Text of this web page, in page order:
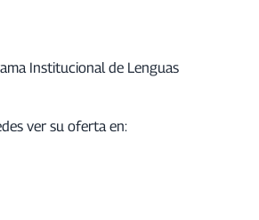
Institucional de Lenguas
ver su oferta en: